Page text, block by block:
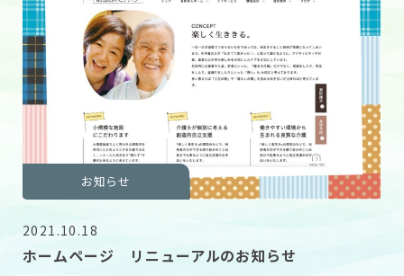
お知らせ
2021.10.18
ホームページ リニューアルのお知らせ